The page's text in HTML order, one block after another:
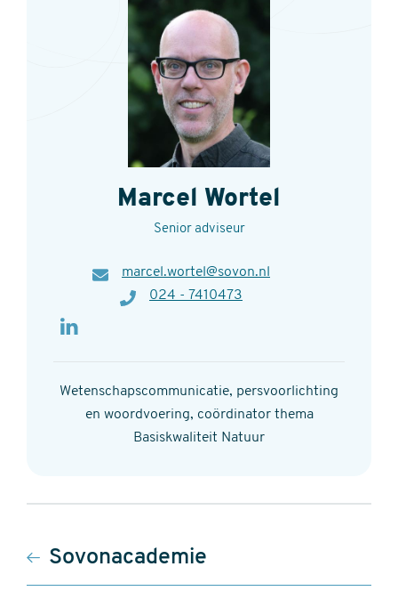
Marcel Wortel
Senior adviseur
E-
marcel.wortel@sovon.nl
Telefoon024 - 7410473
Wetenschapscommunicatie, persvoorlichting
en woordvoering, coördinator thema
Basiskwaliteit Natuur
Hoofdnavigatie
Sovonacademie